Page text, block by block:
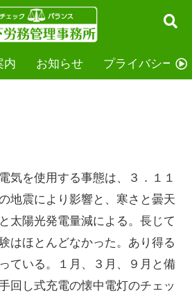
内 お知らせ プライバシーポ
気を使用する事態は、３．１１
地震により影響と、寒さと曇天
太陽光発電量減による。長じて
はほとんどなかった。あり得る
ている。１月、３月、９月と備
回し式充電の懐中電灯のチェッ